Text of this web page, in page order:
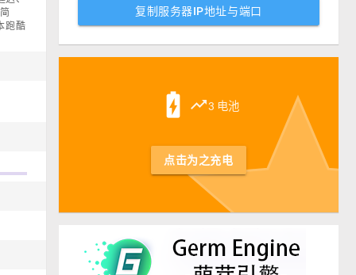
跑酷
复制服务器IP地址与端口
battery_charging_full trending_up3 电池
点击为之充电